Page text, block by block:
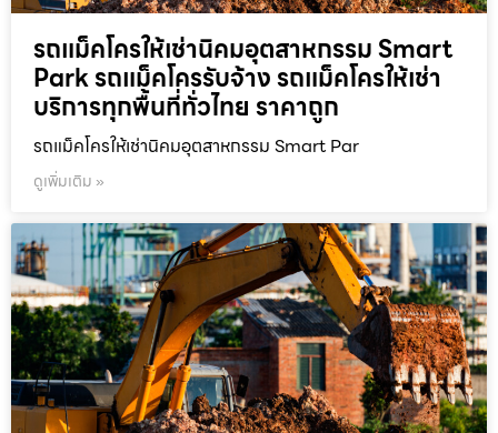
รถแม็คโครให้เช่านิคมอุตสาหกรรม Smart
Park รถแม็คโครรับจ้าง รถแม็คโครให้เช่า
บริการทุกพื้นที่ทั่วไทย ราคาถูก
รถแม็คโครให้เช่านิคมอุตสาหกรรม Smart Par
ดูเพิ่มเติม »